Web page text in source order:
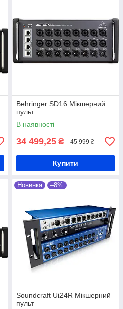
Behringer SD16 Мікшерний
пульт
В наявності
34 499,25 ₴ 45 999 ₴
Купити
Новинка –8%
Soundcraft Ui24R Мікшерний
пульт